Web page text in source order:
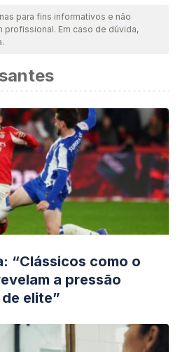
sua qualidade, confiabilidade,
deste artigo foi
silencioso de médico y
jurídico del consentimiento
de los pacientes en la ley
mayo.Revista xurídica galega,
para fins informativos e não
profissional. Em caso de dúvida,
“Clássicos como o
a pressão
elite”